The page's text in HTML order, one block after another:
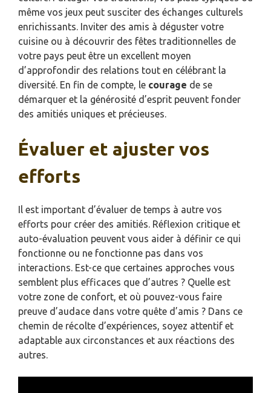
même vos jeux peut susciter des échanges culturels
enrichissants. Inviter des amis à déguster votre
cuisine ou à découvrir des fêtes traditionnelles de
votre pays peut être un excellent moyen
d’approfondir des relations tout en célébrant la
diversité. En fin de compte, le courage de se
démarquer et la générosité d’esprit peuvent fonder
des amitiés uniques et précieuses.
Évaluer et ajuster vos
efforts
Il est important d’évaluer de temps à autre vos
efforts pour créer des amitiés. Réflexion critique et
auto-évaluation peuvent vous aider à définir ce qui
fonctionne ou ne fonctionne pas dans vos
interactions. Est-ce que certaines approches vous
semblent plus efficaces que d’autres ? Quelle est
votre zone de confort, et où pouvez-vous faire
preuve d’audace dans votre quête d’amis ? Dans ce
chemin de récolte d’expériences, soyez attentif et
adaptable aux circonstances et aux réactions des
autres.